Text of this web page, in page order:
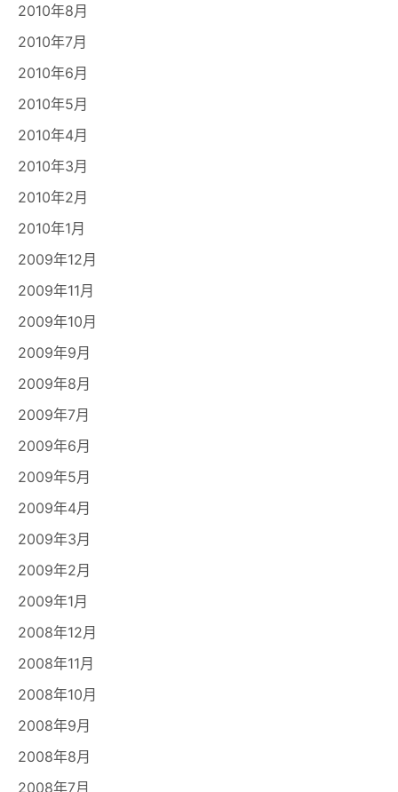
2010年8月
2010年7月
2010年6月
2010年5月
2010年4月
2010年3月
2010年2月
2010年1月
2009年12月
2009年11月
2009年10月
2009年9月
2009年8月
2009年7月
2009年6月
2009年5月
2009年4月
2009年3月
2009年2月
2009年1月
2008年12月
2008年11月
2008年10月
2008年9月
2008年8月
2008年7月